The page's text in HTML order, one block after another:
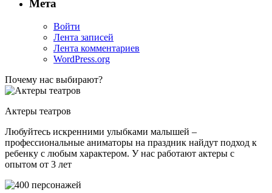
Мета
Войти
Лента записей
Лента комментариев
WordPress.org
Почему нас выбирают?
Актеры театров
Любуйтесь искренними улыбками малышей –
профессиональные аниматоры на праздник найдут подход к
ребенку с любым характером. У нас работают актеры с
опытом от 3 лет